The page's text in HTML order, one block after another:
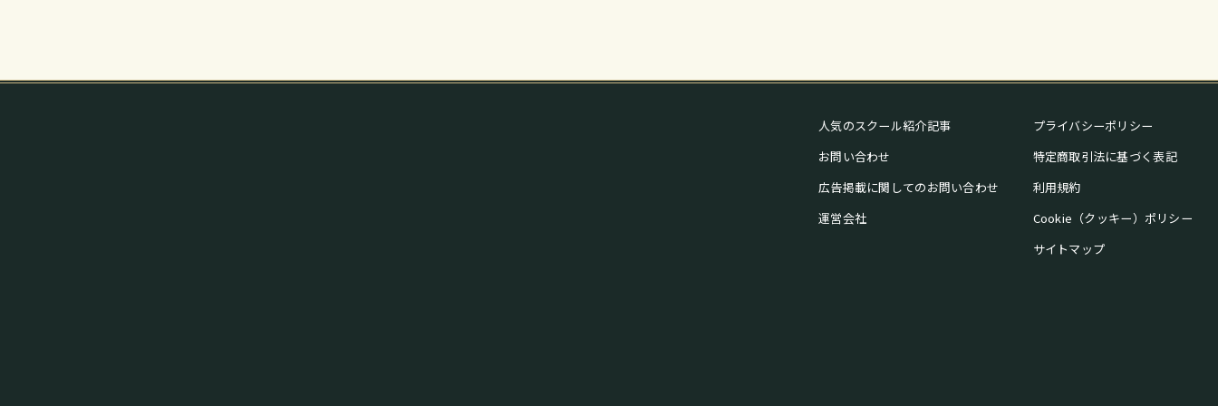
人気のスクール紹介記事
お問い合わせ
広告掲載に関してのお問い合わせ
運営会社
プライバシーポリシー
特定商取引法に基づく表記
利用規約
Cookie（クッキー）ポリシー
サイトマップ